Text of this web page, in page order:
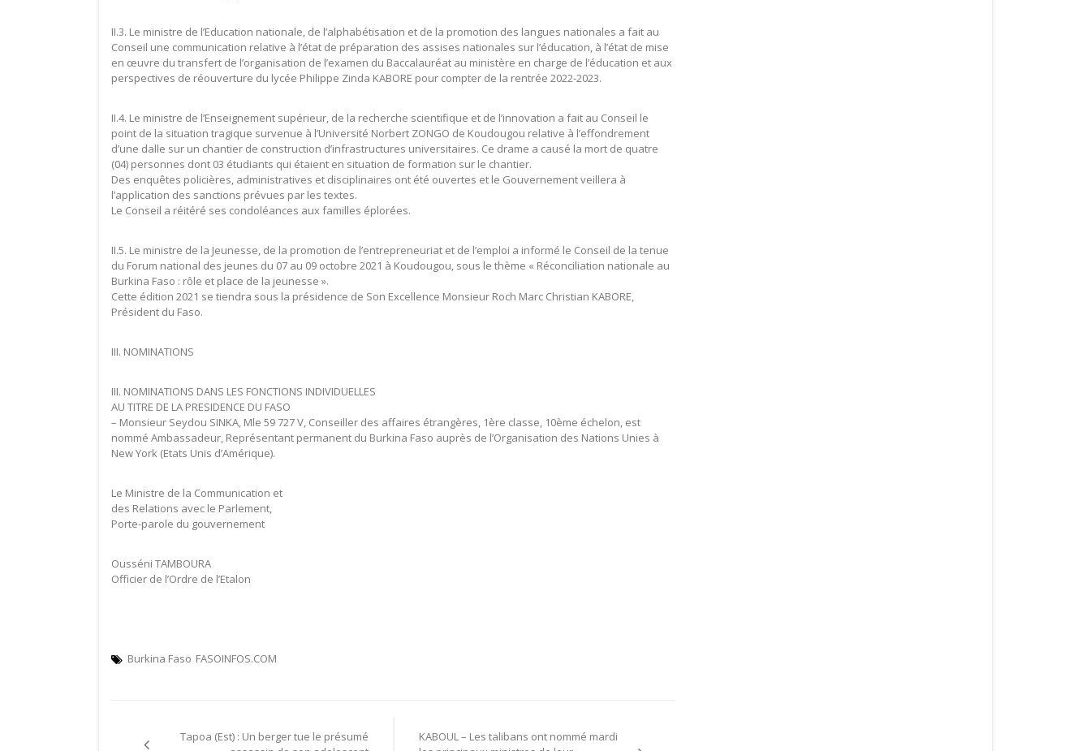
II.3. Le ministre de l’Education nationale, de l’alphabétisation et de la promotion des langues nationales a fait au
Conseil une communication relative à l’état de préparation des assises nationales sur l’éducation, à l’état de mise
en œuvre du transfert de l’organisation de l’examen du Baccalauréat au ministère en charge de l’éducation et aux
perspectives de réouverture du lycée Philippe Zinda KABORE pour compter de la rentrée 2022-2023.
II.4. Le ministre de l’Enseignement supérieur, de la recherche scientifique et de l’innovation a fait au Conseil le
point de la situation tragique survenue à l’Université Norbert ZONGO de Koudougou relative à l’effondrement
d’une dalle sur un chantier de construction d’infrastructures universitaires. Ce drame a causé la mort de quatre
(04) personnes dont 03 étudiants qui étaient en situation de formation sur le chantier.
Des enquêtes policières, administratives et disciplinaires ont été ouvertes et le Gouvernement veillera à
l’application des sanctions prévues par les textes.
Le Conseil a réitéré ses condoléances aux familles éplorées.
II.5. Le ministre de la Jeunesse, de la promotion de l’entrepreneuriat et de l’emploi a informé le Conseil de la tenue
du Forum national des jeunes du 07 au 09 octobre 2021 à Koudougou, sous le thème « Réconciliation nationale au
Burkina Faso : rôle et place de la jeunesse ».
Cette édition 2021 se tiendra sous la présidence de Son Excellence Monsieur Roch Marc Christian KABORE,
Président du Faso.
III. NOMINATIONS
III. NOMINATIONS DANS LES FONCTIONS INDIVIDUELLES
AU TITRE DE LA PRESIDENCE DU FASO
– Monsieur Seydou SINKA, Mle 59 727 V, Conseiller des affaires étrangères, 1ère classe, 10ème échelon, est
nommé Ambassadeur, Représentant permanent du Burkina Faso auprès de l’Organisation des Nations Unies à
New York (Etats Unis d’Amérique).
Le Ministre de la Communication et
des Relations avec le Parlement,
Porte-parole du gouvernement
Ousséni TAMBOURA
Officier de l’Ordre de l’Etalon
Burkina Faso FASOINFOS.COM
Tapoa (Est) : Un berger tue le présumé
KABOUL – Les talibans ont nommé mardi